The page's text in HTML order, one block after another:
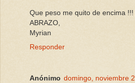
Que peso me quito de encima
ABRAZO,
Myrian
Responder
Anónimo domingo, noviembre